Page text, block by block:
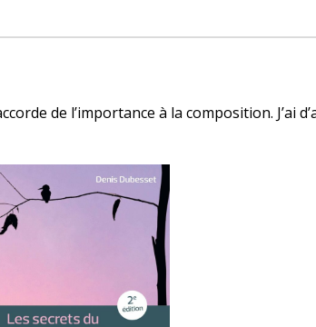
de l’importance à la composition. J’ai